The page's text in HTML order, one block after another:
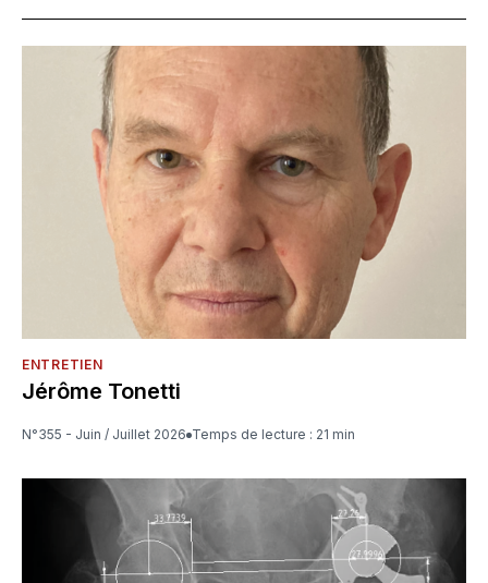
ENTRETIEN
Jérôme Tonetti
N°355 - Juin / Juillet 2026 Temps de lecture : 21 min